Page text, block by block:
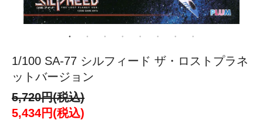
1/100 SA-77 シルフィード ザ・ロストプラネ
ットバージョン
5,720円(税込)
5,434円(税込)